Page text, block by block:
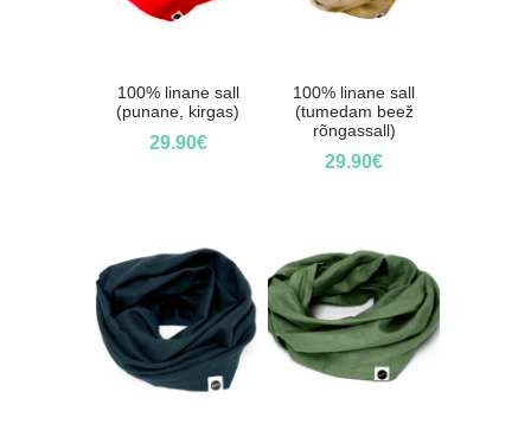
100% linane sall
(punane, kirgas)
29.90€
100% linane sall
(tumedam beež
rõngassall)
29.90€